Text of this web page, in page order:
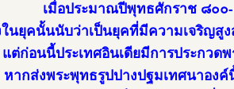
เมื่อประมาณปีพุทธศักราช ๘๐๐
นยุคนั้นนับว่าเป็นยุคที่มีความเจริญสู
แต่ก่อนนี้ประเทศอินเดียมีการประกวด
หากส่งพระพุทธรูปปางปฐมเทศนาองค์